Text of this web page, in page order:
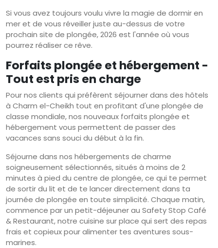
Si vous avez toujours voulu vivre la magie de dormir en
mer et de vous réveiller juste au-dessus de votre
prochain site de plongée, 2026 est l'année où vous
pourrez réaliser ce rêve.
Forfaits plongée et hébergement -
Tout est pris en charge
Pour nos clients qui préfèrent séjourner dans des hôtels
à Charm el-Cheikh tout en profitant d'une plongée de
classe mondiale, nos nouveaux forfaits plongée et
hébergement vous permettent de passer des
vacances sans souci du début à la fin.
Séjourne dans nos hébergements de charme
soigneusement sélectionnés, situés à moins de 2
minutes à pied du centre de plongée, ce qui te permet
de sortir du lit et de te lancer directement dans ta
journée de plongée en toute simplicité. Chaque matin,
commence par un petit-déjeuner au Safety Stop Café
& Restaurant, notre cuisine sur place qui sert des repas
frais et copieux pour alimenter tes aventures sous-
marines.